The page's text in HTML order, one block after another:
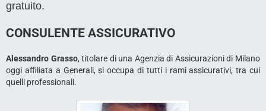
gratuito.
CONSULENTE ASSICURATIVO
Alessandro Grasso, titolare di una Agenzia di Assicurazioni di Milano
oggi affiliata a Generali, si occupa di tutti i rami assicurativi, tra cui
quelli professionali.